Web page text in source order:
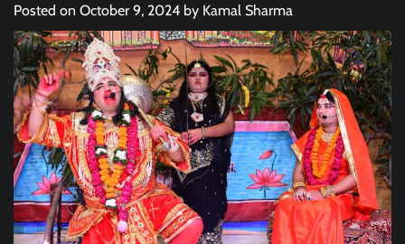
Posted on October 9, 2024 by Kamal Sharma